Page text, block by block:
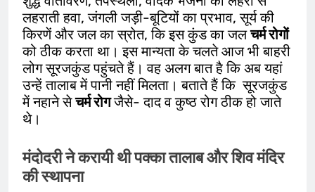
लहराती हवा, जंगली जड़ी-बूटियों का प्रभाव, सूर्य की
किरणें और जल का स्रोत, कि इस कुंड का जलचर्म रोगों
को ठीक करता था। इस मान्यता के चलते आज भी बाहरी
लोग सूरजकुंड पहुंचते हैं। वह अलग बात है कि अब यहां
उन्हें तालाब में पानी नहीं मिलता। बताते हैं कि सूरजकुंड
में नहाने सेचर्म रोगजैसे- दाद व कुष्ठ रोग ठीक हो जाते
थे।
मंदोदरी ने करायी थी पक्का तालाब और शिव मंदिर
की स्थापना